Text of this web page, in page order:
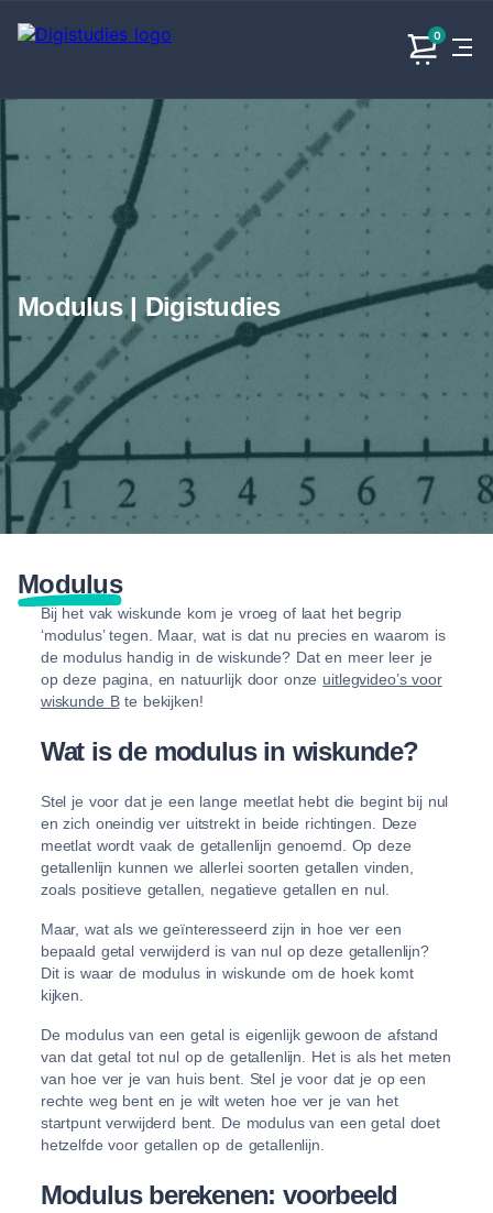
0
vakken
vakken.
Taalvakken
Geen
vakken.
Maatschappijvakken
Geen vakken.
Producten
Modulus | Digistudies
Modulus
Bij het vak wiskunde kom je vroeg of laat het begrip
‘modulus’ tegen. Maar, wat is dat nu precies en waarom is
de modulus handig in de wiskunde? Dat en meer leer je
op deze pagina, en natuurlijk door onze uitlegvideo’s voor
wiskunde Bte bekijken!
Wat is de modulus in wiskunde?
Stel je voor dat je een lange meetlat hebt die begint bij nul
en zich oneindig ver uitstrekt in beide richtingen. Deze
meetlat wordt vaak de getallenlijn genoemd. Op deze
getallenlijn kunnen we allerlei soorten getallen vinden,
zoals positieve getallen, negatieve getallen en nul.
Maar, wat als we geïnteresseerd zijn in hoe ver een
bepaald getal verwijderd is van nul op deze getallenlijn?
Dit is waar de modulus in wiskunde om de hoek komt
kijken.
De modulus van een getal is eigenlijk gewoon de afstand
van dat getal tot nul op de getallenlijn. Het is als het meten
van hoe ver je van huis bent. Stel je voor dat je op een
rechte weg bent en je wilt weten hoe ver je van het
startpunt verwijderd bent. De modulus van een getal doet
hetzelfde voor getallen op de getallenlijn.
Modulus berekenen: voorbeeld